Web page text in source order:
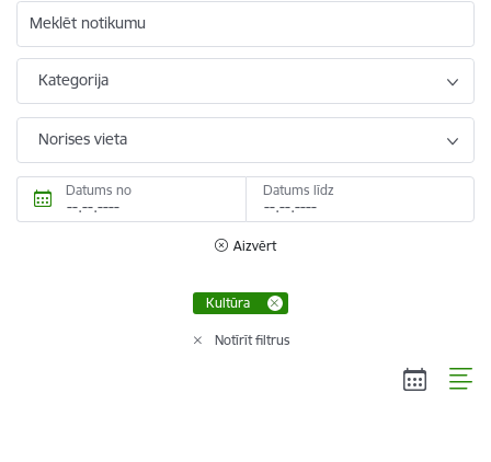
Meklēt notikumu
Kategorija
Norises vieta
Datums no Datums līdz
Aizvērt
Kultūra
Notīrīt filtrus